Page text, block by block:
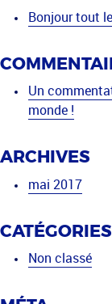
Bonjour tout
Un
monde !
ARCHIVES
mai 2017
CATÉGORIES
Non classé